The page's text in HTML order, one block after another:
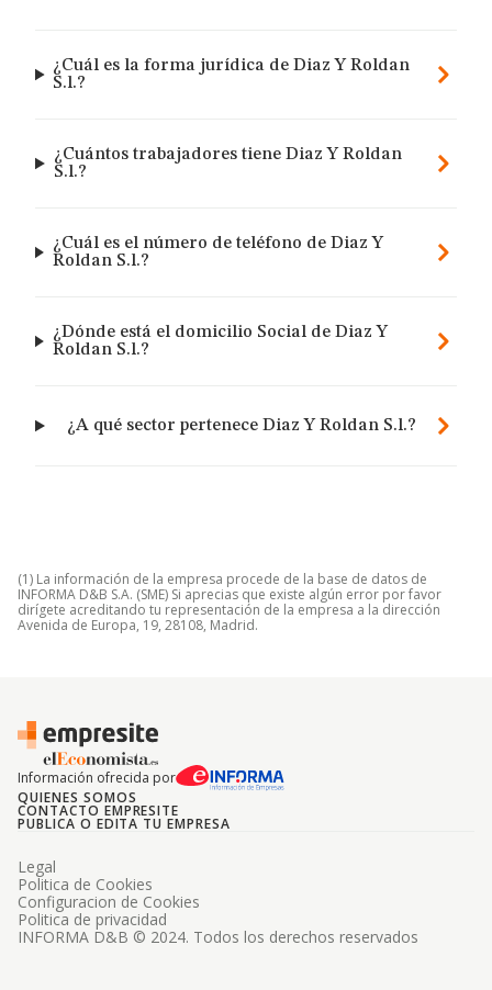
¿Cuál es la forma jurídica de Diaz Y Roldan
S.l.?
¿Cuántos trabajadores tiene Diaz Y Roldan
S.l.?
¿Cuál es el número de teléfono de Diaz Y
Roldan S.l.?
¿Dónde está el domicilio Social de Diaz Y
Roldan S.l.?
¿A qué sector pertenece Diaz Y Roldan S.l.?
(1) La información de la empresa procede de la base de datos de
INFORMA D&B S.A. (SME) Si aprecias que existe algún error por favor
dirígete acreditando tu representación de la empresa a la dirección
Avenida de Europa, 19, 28108, Madrid.
Información ofrecida por
QUIENES SOMOS
CONTACTO EMPRESITE
PUBLICA O EDITA TU EMPRESA
INFORMA D&B © 2024. Todos los derechos reservados
Legal
Politica de Cookies
Configuracion de Cookies
Politica de privacidad